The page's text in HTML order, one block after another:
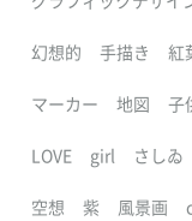
幻想的 手描き 紅
マーカー 地図 子
LOVE girl さしゐ
空想 紫 風景画